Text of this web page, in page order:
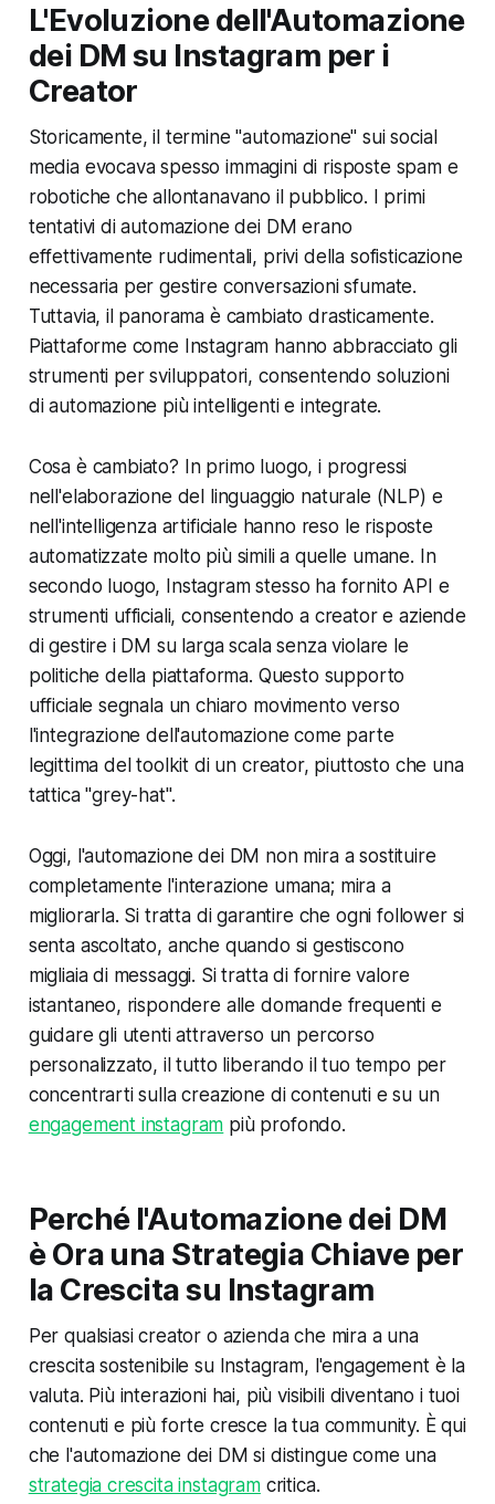
L'Evoluzione dell'Automazione
dei DM su Instagram per i
Creator
Storicamente, il termine "automazione" sui social
media evocava spesso immagini di risposte spam e
robotiche che allontanavano il pubblico. I primi
tentativi di automazione dei DM erano
effettivamente rudimentali, privi della sofisticazione
necessaria per gestire conversazioni sfumate.
Tuttavia, il panorama è cambiato drasticamente.
Piattaforme come Instagram hanno abbracciato gli
strumenti per sviluppatori, consentendo soluzioni
di automazione più intelligenti e integrate.
Cosa è cambiato? In primo luogo, i progressi
nell'elaborazione del linguaggio naturale (NLP) e
nell'intelligenza artificiale hanno reso le risposte
automatizzate molto più simili a quelle umane. In
secondo luogo, Instagram stesso ha fornito API e
strumenti ufficiali, consentendo a creator e aziende
di gestire i DM su larga scala senza violare le
politiche della piattaforma. Questo supporto
ufficiale segnala un chiaro movimento verso
l'integrazione dell'automazione come parte
legittima del toolkit di un creator, piuttosto che una
tattica "grey-hat".
Oggi, l'automazione dei DM non mira a sostituire
completamente l'interazione umana; mira a
migliorarla. Si tratta di garantire che ogni follower si
senta ascoltato, anche quando si gestiscono
migliaia di messaggi. Si tratta di fornire valore
istantaneo, rispondere alle domande frequenti e
guidare gli utenti attraverso un percorso
personalizzato, il tutto liberando il tuo tempo per
concentrarti sulla creazione di contenuti e su un
engagement instagram più profondo.
Perché l'Automazione dei DM
è Ora una Strategia Chiave per
la Crescita su Instagram
Per qualsiasi creator o azienda che mira a una
crescita sostenibile su Instagram, l'engagement è la
valuta. Più interazioni hai, più visibili diventano i tuoi
contenuti e più forte cresce la tua community. È qui
che l'automazione dei DM si distingue come una
strategia crescita instagramcritica.